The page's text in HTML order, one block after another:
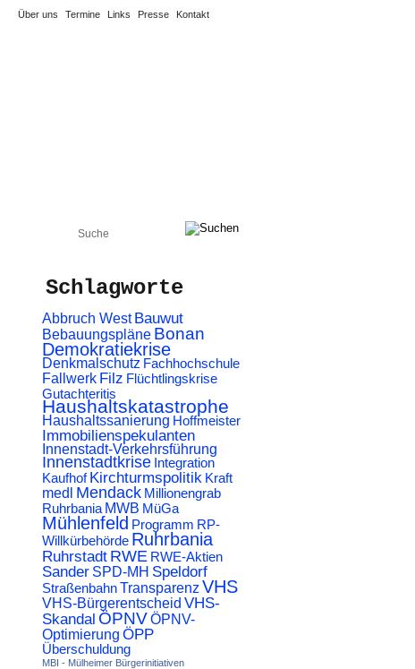
Über uns Termine Links Presse Kontakt
Schlagworte
Abbruch West Bauwut
Bebauungspläne Bonan
Demokratiekrise
Denkmalschutz Fachhochschule
Fallwerk Filz Flüchtlingskrise
Gutachteritis
Haushaltskatastrophe
Haushaltssanierung Hoffmeister
Immobilienspekulanten
Innenstadt-Verkehrsführung
Innenstadtkrise Integration
Kaufhof Kirchturmspolitik Kraft
medl Mendack Millionengrab
Ruhrbania MWB MüGa
Mühlenfeld Programm RP-
Willkürbehörde Ruhrbania
Ruhrstadt RWE RWE-Aktien
Sander SPD-MH Speldorf
StraßenbahnTransparenz VHS
VHS-Bürgerentscheid VHS-
Skandal ÖPNVÖPNV-
Optimierung ÖPP
Überschuldung
MBI - Mülheimer Bürgerinitiativen